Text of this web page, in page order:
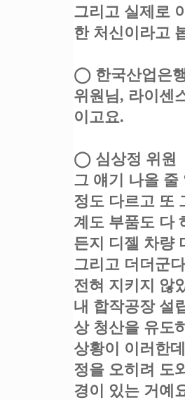
그리고 실제로
한 처신이라고
◯ 한국산업은
위원님, 라이센
이고요.
◯ 심상정 위원
그 얘기 나올 줄
정도 다르고 또
계도 부품도 다
든지 디젤 차량
그리고 더더군
전혀 지키지 않
내 합작공장 설
상 청산을 유도
상황이 이러한
정을 오히려 도
경이 있는 거예